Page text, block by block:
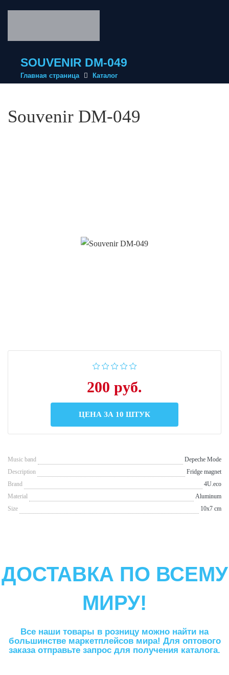
SOUVENIR DM-049
Главная страница Каталог
Souvenir DM-049
200 руб.
ЦЕНА ЗА 10 ШТУК
Music band
Depeche Mode
Description
Fridge magnet
Brand
4U.eco
Material
Aluminum
Size
10x7 cm
ДОСТАВКА ПО ВСЕМУ
МИРУ!
Все наши товары в розницу можно найти на
большинстве маркетплейсов мира! Для оптового
заказа отправьте запрос для получения каталога.